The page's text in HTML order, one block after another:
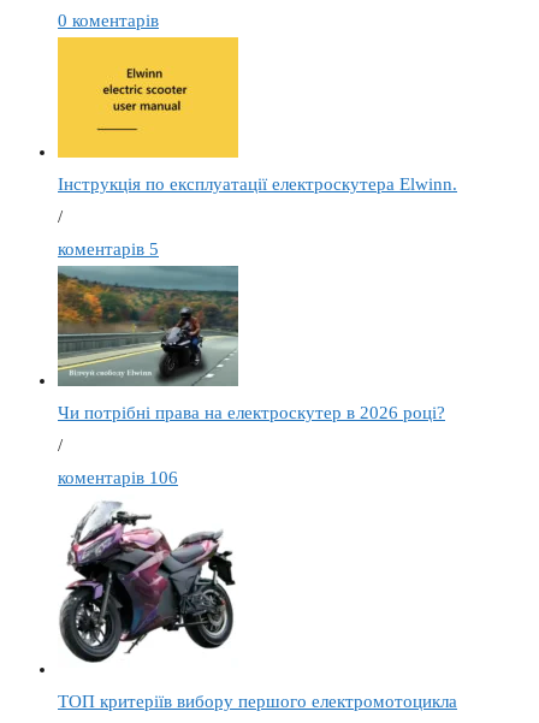
0 коментарів
Інструкція по експлуатації електроскутера Elwinn.
/
коментарів 5
Чи потрібні права на електроскутер в 2026 році?
/
коментарів 106
ТОП критеріїв вибору першого електромотоцикла